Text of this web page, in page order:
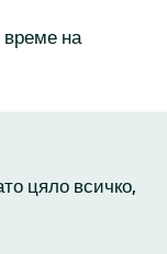
време на
цяло всичко,